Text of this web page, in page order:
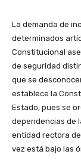
La demanda de
determinados
Constitucional
de seguridad
que se
establece la
Estado, pues se
dependencias de
entidad rectora
vez está bajo las